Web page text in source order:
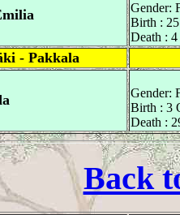
Gender:
Birth :
Death :
- Pakkala
Gender:
Birth : 3
Death :
Back